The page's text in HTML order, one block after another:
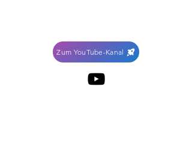
Zum YouTube-Kanal